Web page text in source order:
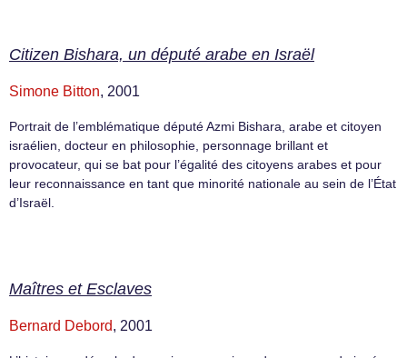
Citizen Bishara, un député arabe en Israël
Simone Bitton, 2001
Portrait de l’emblématique député Azmi Bishara, arabe et citoyen
israélien, docteur en philosophie, personnage brillant et
provocateur, qui se bat pour l’égalité des citoyens arabes et pour
leur reconnaissance en tant que minorité nationale au sein de l’État
d’Israël.
Maîtres et Esclaves
Bernard Debord, 2001